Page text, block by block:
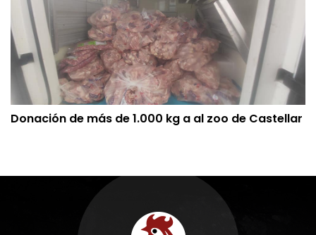
Donación de más de 1.000 kg a al zoo de Castellar